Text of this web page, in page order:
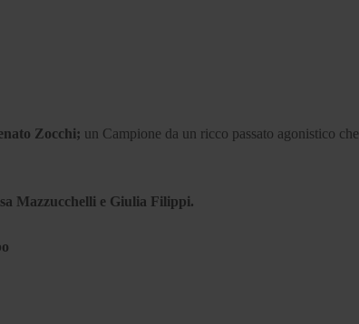
Zocchi; un Campione da un ricco passato agonistico che
Mazzucchelli e Giulia Filippi.